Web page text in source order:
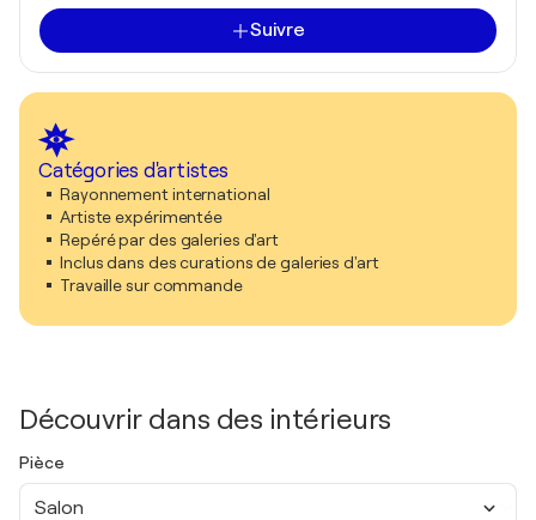
Suivre
Catégories d'artistes
Rayonnement international
Artiste expérimentée
Repéré par des galeries d'art
Inclus dans des curations de galeries d'art
Travaille sur commande
Découvrir dans des intérieurs
Pièce
Salon